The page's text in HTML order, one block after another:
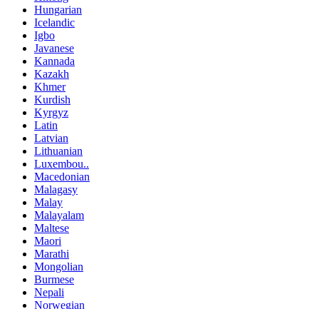
Hungarian
Icelandic
Igbo
Javanese
Kannada
Kazakh
Khmer
Kurdish
Kyrgyz
Latin
Latvian
Lithuanian
Luxembou..
Macedonian
Malagasy
Malay
Malayalam
Maltese
Maori
Marathi
Mongolian
Burmese
Nepali
Norwegian